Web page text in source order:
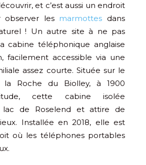
et c’est aussi un endroit
observer les marmottes dans
! Un autre site à ne pas
cabine téléphonique anglaise
facilement accessible via une
assez courte. Située sur le
la Roche du Biolley, à 1900
cette cabine isolée
lac de Roselend et attire de
Installée en 2018, elle est
où les téléphones portables